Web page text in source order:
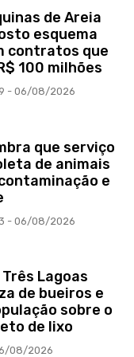
de Areia
esquema
contratos que
100 milhões
- 06/08/2026
que serviço
de animais
e
- 06/08/2026
Lagoas
de bueiros e
sobre o
de lixo
08/2026